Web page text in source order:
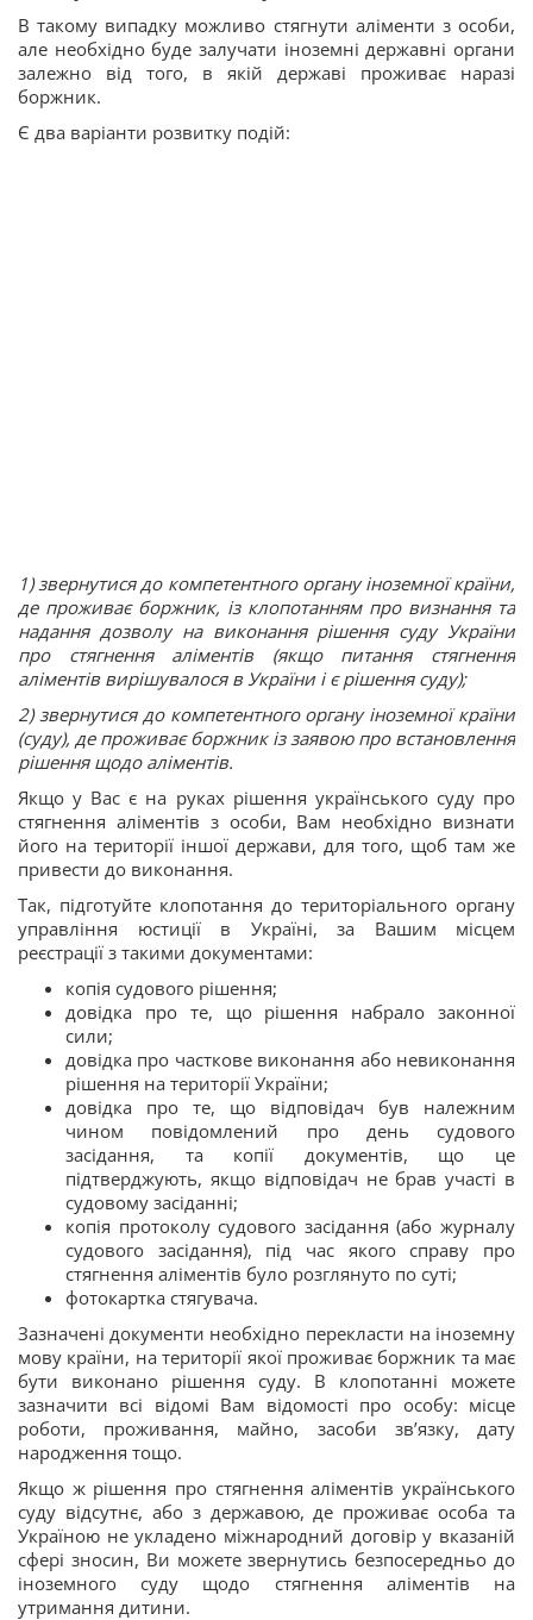
В такому випадку можливо стягнути аліменти з особи,
але необхідно буде залучати іноземні державні органи
залежно від того, в якій державі проживає наразі
боржник.
Є два варіанти розвитку подій:
1) звернутися до компетентного органу іноземної країни,
де проживає боржник, із клопотанням про визнання та
надання дозволу на виконання рішення суду України
про стягнення аліментів (якщо питання стягнення
аліментів вирішувалося в України і є рішення суду);
2) звернутися до компетентного органу іноземної країни
(суду), де проживає боржник із заявою про встановлення
рішення щодо аліментів.
Якщо у Вас є на руках рішення українського суду про
стягнення аліментів з особи, Вам необхідно визнати
його на території іншої держави, для того, щоб там же
привести до виконання.
Так, підготуйте клопотання до територіального органу
управління юстиції в Україні, за Вашим місцем
реєстрації з такими документами:
копія судового рішення;
довідка про те, що рішення набрало законної
сили;
довідка про часткове виконання або невиконання
рішення на території України;
довідка про те, що відповідач був належним
чином повідомлений про день судового
засідання, та копії документів, що це
підтверджують, якщо відповідач не брав участі в
судовому засіданні;
копія протоколу судового засідання (або журналу
судового засідання), під час якого справу про
стягнення аліментів було розглянуто по суті;
фотокартка стягувача.
Зазначені документи необхідно перекласти на іноземну
мову країни, на території якої проживає боржник та має
бути виконано рішення суду. В клопотанні можете
зазначити всі відомі Вам відомості про особу: місце
роботи, проживання, майно, засоби зв’язку, дату
народження тощо.
Якщо ж рішення про стягнення аліментів українського
суду відсутнє, або з державою, де проживає особа та
Україною не укладено міжнародний договір у вказаній
сфері зносин, Ви можете звернутись безпосередньо до
іноземного суду щодо стягнення аліментів на
утримання дитини.